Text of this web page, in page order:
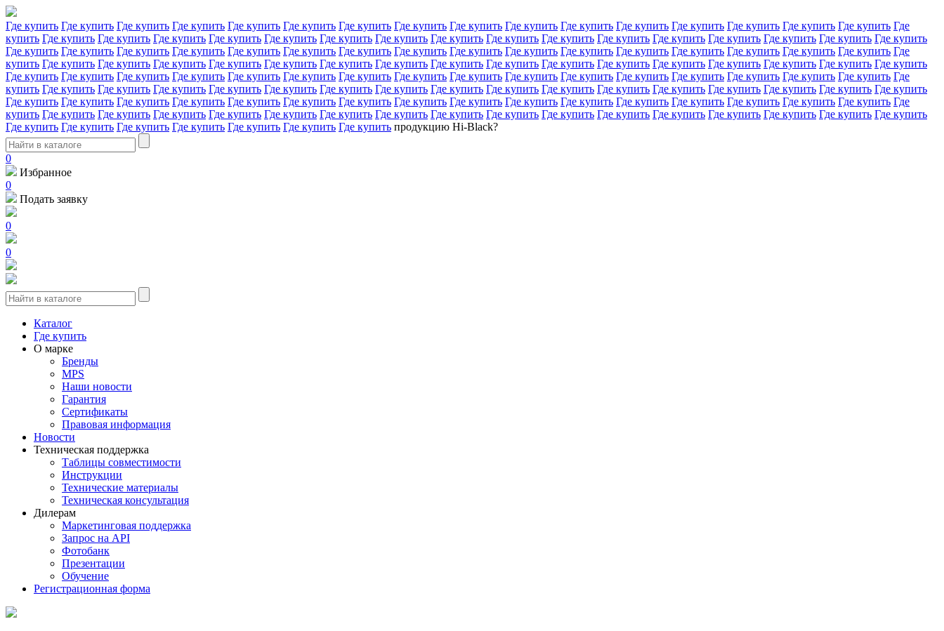
Где купить Где купить Где купить Где купить Где купить Где купить Где купить Где купить Где купить Где купить Где купить Где купить Где купить Где купить Где купить Где купить Где
купить Где купить Где купить Где купить Где купить Где купить Где купить Где купить Где купить Где купить Где купить Где купить Где купить Где купить Где купить Где купить Где купить
Где купить Где купить Где купить Где купить Где купить Где купить Где купить Где купить Где купить Где купить Где купить Где купить Где купить Где купить Где купить Где купить Где
купить Где купить Где купить Где купить Где купить Где купить Где купить Где купить Где купить Где купить Где купить Где купить Где купить Где купить Где купить Где купить Где купить
Где купить Где купить Где купить Где купить Где купить Где купить Где купить Где купить Где купить Где купить Где купить Где купить Где купить Где купить Где купить Где купить Где
купить Где купить Где купить Где купить Где купить Где купить Где купить Где купить Где купить Где купить Где купить Где купить Где купить Где купить Где купить Где купить Где купить
Где купить Где купить Где купить Где купить Где купить Где купить Где купить Где купить Где купить Где купить Где купить Где купить Где купить Где купить Где купить Где купить Где
купить Где купить Где купить Где купить Где купить Где купить Где купить Где купить Где купить Где купить Где купить Где купить Где купить Где купить Где купить Где купить Где купить
Где купить Где купить Где купить Где купить Где купить Где купить Где купить продукцию Hi-Black?
0
Избранное
0
Подать заявку
0
0
Каталог
Где купить
О марке
Бренды
MPS
Наши новости
Гарантия
Сертификаты
Правовая информация
Новости
Техническая поддержка
Таблицы совместимости
Инструкции
Технические материалы
Техническая консультация
Дилерам
Маркетинговая поддержка
Запрос на API
Фотобанк
Презентации
Обучение
Регистрационная форма